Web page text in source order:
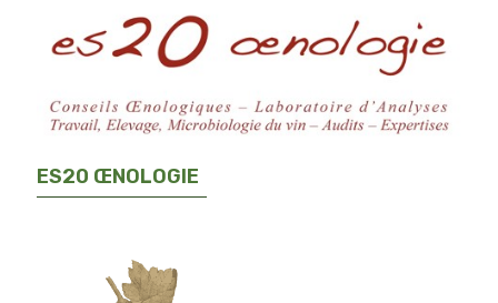
ES20 ŒNOLOGIE